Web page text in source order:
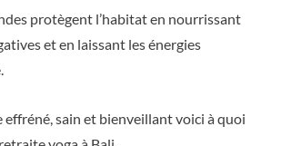
protègent l’habitat en nourrissant
et en laissant les énergies
effréné, sain et bienveillant voici à quoi